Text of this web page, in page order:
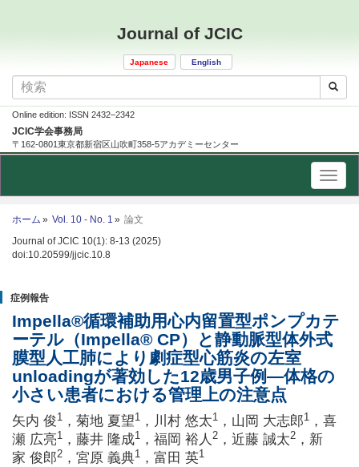
Journal of JCIC
Japanese English
Online edition: ISSN 2432–2342
JCIC学会事務局
〒162-0801東京都新宿区山吹町358-5アカデミーセンター
ホーム Vol. 10 - No. 1
論文
Journal of JCIC 10(1): 8-13 (2025)
doi:10.20599/jjcic.10.8
症例報告
Impella®循環補助用心内留置型ポンプカテ
ーテル（Impella® CP）と静動脈型体外式
膜型人工肺により劇症型心筋炎の左室
unloadingが著効した12歳男子例—体格の
小さい患者における管理上の注意点
矢内 俊1 ，菊地 夏望1 ，川村 悠太1 ，山岡 大志郎1
，喜
瀬 広亮1 ，藤井 隆成1 ，福岡 裕人 2 ，近藤 誠太2 ，新
家 俊郎2 ，宮原 義典1 ，富田 英1